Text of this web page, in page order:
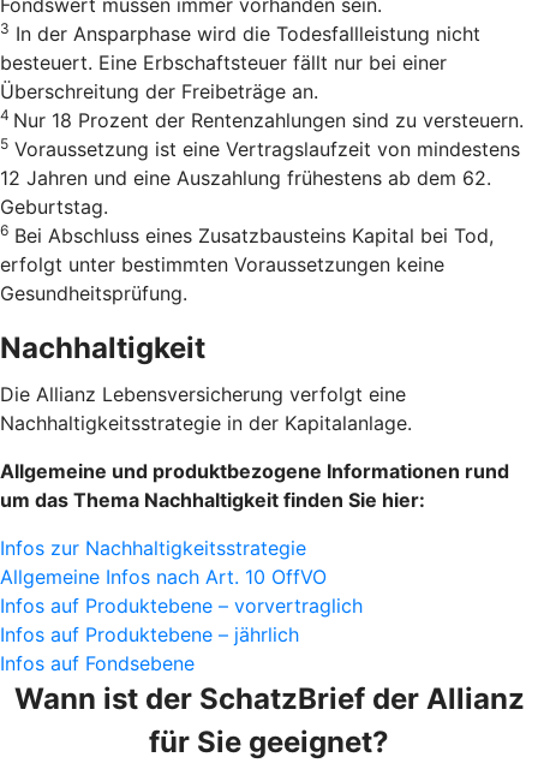
Fonds­wert müs­sen immer vor­han­den sein.
3 In der Ansparphase wird die Todesfallleistung nicht
besteuert. Eine Erbschaftsteuer fällt nur bei einer
Überschreitung der Freibeträge an.
4 Nur 18 Pro­zent der Ren­ten­zah­lun­gen sind zu versteu­ern.
5 Voraussetzung ist eine Vertrags­laufzeit von mindestens
12 Jahren und eine Auszahlung frühestens ab dem 62.
Geburtstag.
6 Bei Abschluss eines Zusatzbausteins Kapital bei Tod,
erfolgt unter bestimmten Voraussetzungen keine
Gesundheitsprüfung.
Nachhaltigkeit
Die Allianz Lebensversicherung verfolgt eine
Nachhaltigkeitsstrategie in der Kapitalanlage.
Allgemeine und produktbezogene Informationen rund
um das Thema Nachhaltigkeit finden Sie hier:
Infos zur Nachhaltigkeitsstrategie
Allgemeine Infos nach Art. 10 OffVO
Infos auf Produktebene – vorvertraglich
Infos auf Produktebene – jährlich
Infos auf Fondsebene
Wann ist der SchatzBrief der Allianz
für Sie geeignet?